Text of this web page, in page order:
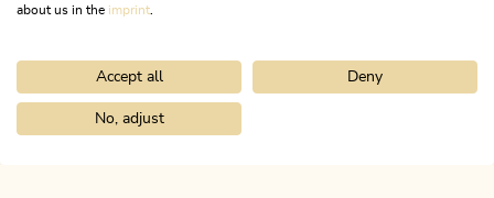
sr.pagination-navigation.previoussr.pagination-navigation.next
Urlaub planen & buchen
about us in the imprint
Accept all Deny
No, adjust